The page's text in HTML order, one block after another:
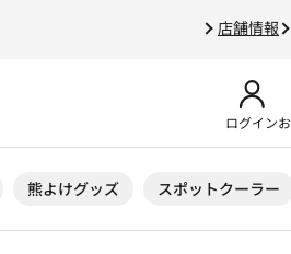
店舗情報
ログイン
熊よけグッズ スポットクーラー